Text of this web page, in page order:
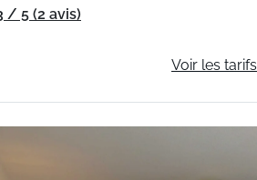
/ 5 (2 avis)
Voir les tarifs